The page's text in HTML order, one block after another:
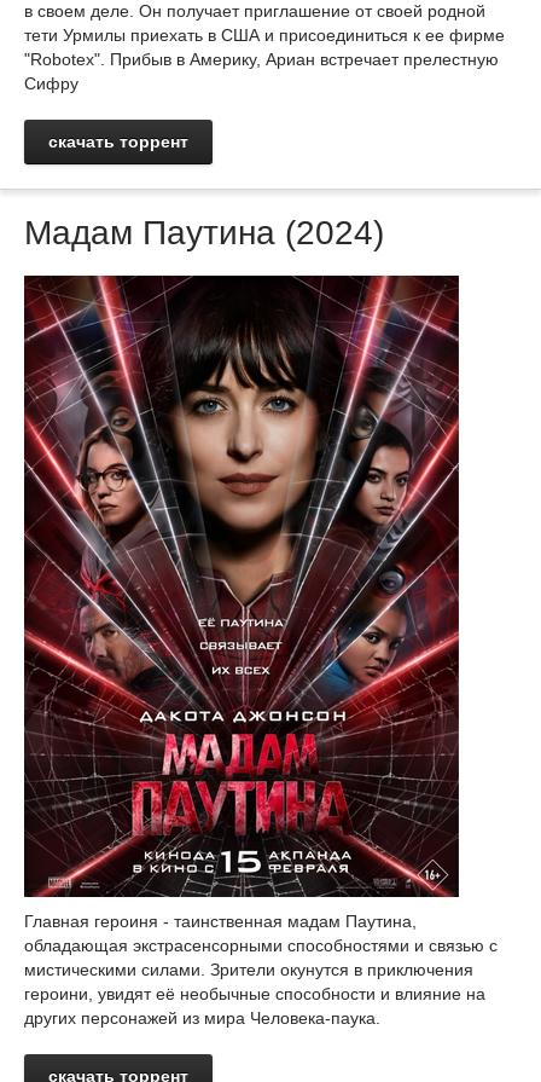
в своем деле. Он получает приглашение от своей родной
тети Урмилы приехать в США и присоединиться к ее фирме
"Robotex". Прибыв в Америку, Ариан встречает прелестную
Сифру
скачать торрент
Мадам Паутина (2024)
Главная героиня - таинственная мадам Паутина,
обладающая экстрасенсорными способностями и связью с
мистическими силами. Зрители окунутся в приключения
героини, увидят её необычные способности и влияние на
других персонажей из мира Человека-паука.
скачать торрент